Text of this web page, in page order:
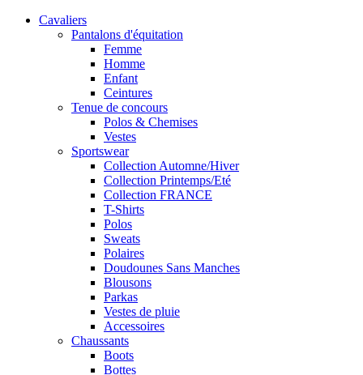
Cavaliers
Pantalons d'équitation
Femme
Homme
Enfant
Ceintures
Tenue de concours
Polos & Chemises
Vestes
Sportswear
Collection Automne/Hiver
Collection Printemps/Eté
Collection FRANCE
T-Shirts
Polos
Sweats
Polaires
Doudounes Sans Manches
Blousons
Parkas
Vestes de pluie
Accessoires
Chaussants
Boots
Bottes